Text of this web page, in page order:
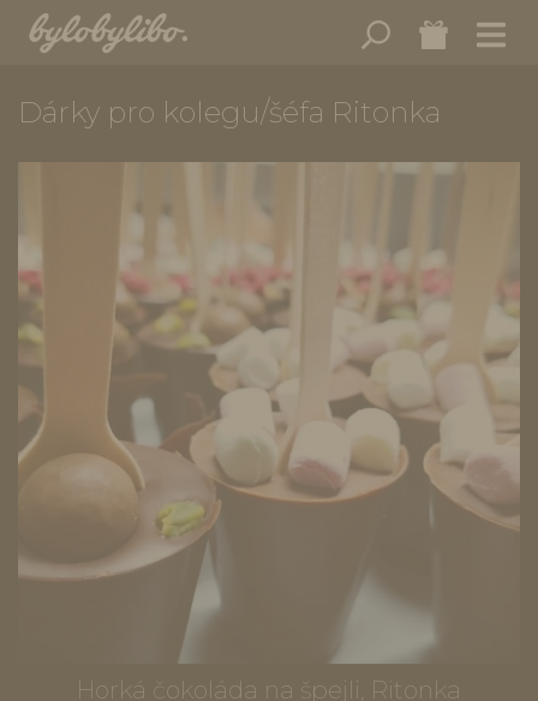
Dárky pro kolegu/šéfa Ritonka
Horká čokoláda na špejli, Ritonka